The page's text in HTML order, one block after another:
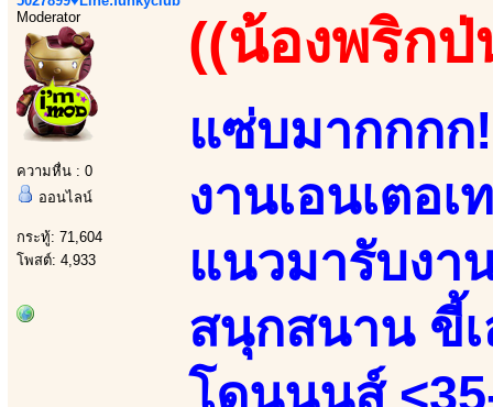
Moderator
ความหื่น : 0
ออนไลน์
กระทู้: 71,604
โพสต์: 4,933
((น้องพริกป่
แซ่บมากกกก
งานเอนเตอ
แนวมารับงา
สนุกสนาน ขี้
โดนนนส์